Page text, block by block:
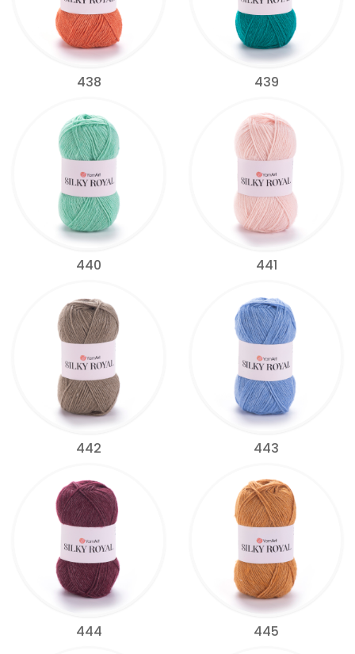
438 439
440 441
442 443
444 445